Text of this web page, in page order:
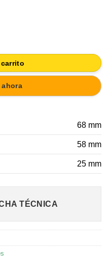
BEBÉ INFANTIL MADERA
ahora
68 mm
58 mm
25 mm
TÉCNICA